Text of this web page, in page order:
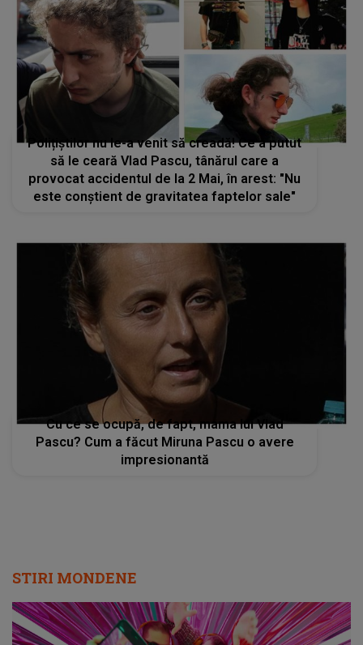
Polițiștilor nu le-a venit să creadă! Ce a putut
să le ceară Vlad Pascu, tânărul care a
provocat accidentul de la 2 Mai, în arest: "Nu
este conștient de gravitatea faptelor sale"
Cu ce se ocupă, de fapt, mama lui Vlad
Pascu? Cum a făcut Miruna Pascu o avere
impresionantă
STIRI MONDENE